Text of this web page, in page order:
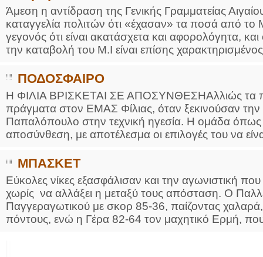
Άμεση η αντίδραση της Γενικής Γραμματείας
καταγγελία πολιτών ότι «έχασαν» τα ποσά από
γεγονός ότι είναι ακατάσχετα και αφορολόγητα,
την καταβολή του Μ.Ι είναι επίσης
ΠΟΔΟΣΦΑΙΡΟ
Η ΦΙΛΙΑ ΒΡΙΣΚΕΤΑΙ ΣΕ ΑΠΟΣΥΝΘΕΣΗΑλλιώς τα
πράγματα στον ΕΜΑΣ Φίλιας, όταν ξεκινούσαν
Παπαλόπουλο στην τεχνική ηγεσία. Η ομάδα όπως
αποσύνθεση, με αποτέλεσμα οι επιλογές του να
ΜΠΑΣΚΕΤ
Εύκολες νίκες εξασφάλισαν και την αγωνιστική
χωρίς να αλλάξει η μεταξύ τους απόσταση. Ο
Παγγεραγωτικού με σκορ 85-36, παίζοντας
πόντους, ενώ η Γέρα 82-64 τον μαχητικό Ερμή,